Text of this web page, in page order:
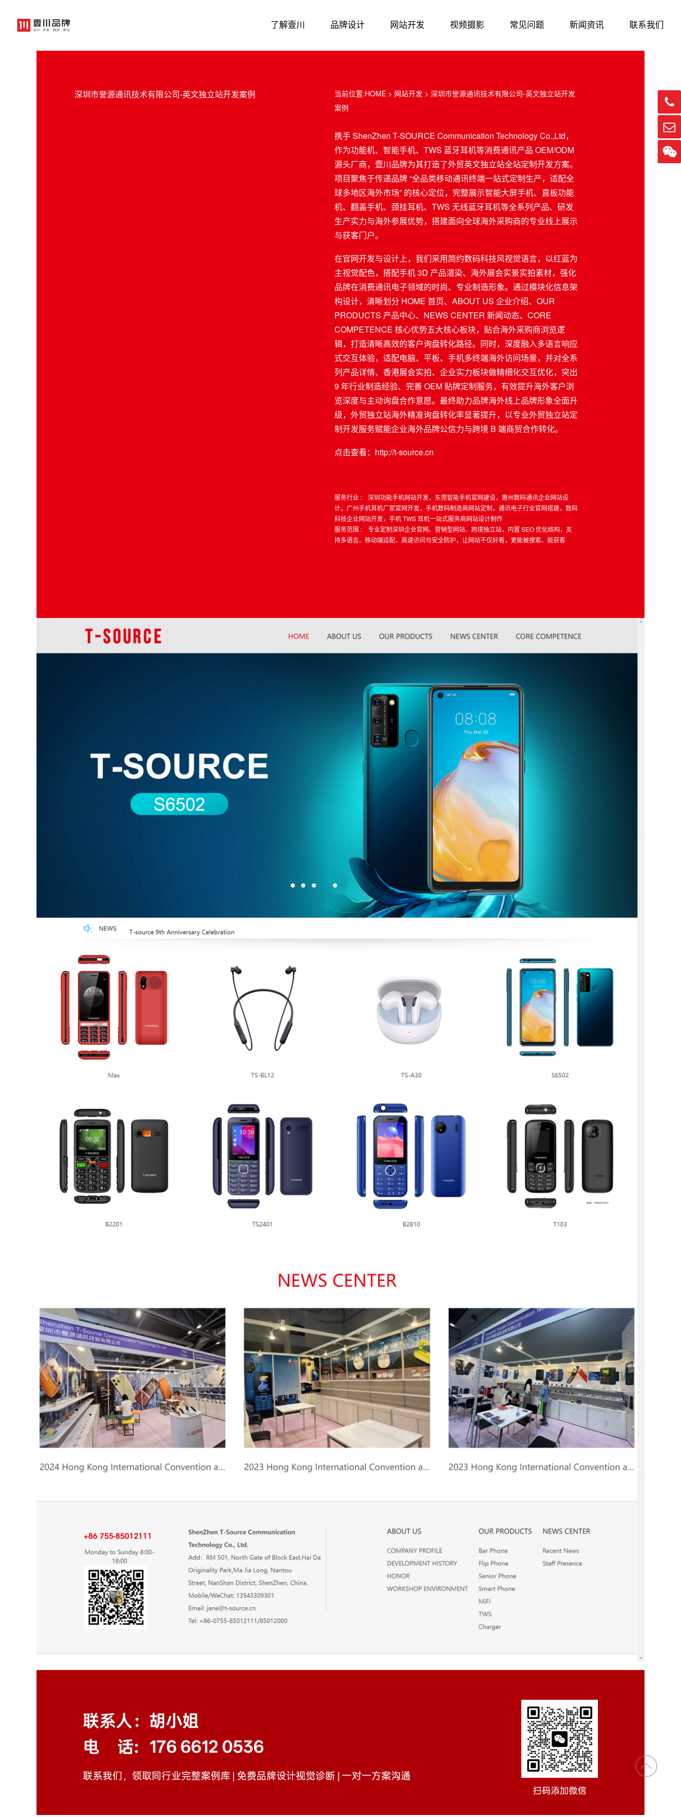
了解壹川 品牌设计 网站开发 视频摄影 常见问题 新闻资讯 联系我们
深圳市誉源通讯技术有限公司-英文独立站开发案例 当前位置:HOME > 网站开发 > 深圳市誉源通讯技术有限公司-英文独立站开发
案例
携手 ShenZhen T-SOURCE Communication Technology Co.,Ltd，
作为功能机、智能手机、TWS 蓝牙耳机等消费通讯产品 OEM/ODM
源头厂商，壹川品牌为其打造了外贸英文独立站全站定制开发方案。
项目聚焦于传递品牌 “全品类移动通讯终端一站式定制生产，适配全
球多地区海外市场” 的核心定位，完整展示智能大屏手机、直板功能
机、翻盖手机、颈挂耳机、TWS 无线蓝牙耳机等全系列产品、研发
生产实力与海外参展优势，搭建面向全球海外采购商的专业线上展示
与获客门户。
在官网开发与设计上，我们采用简约数码科技风视觉语言，以红蓝为
主视觉配色，搭配手机 3D 产品渲染、海外展会实景实拍素材，强化
品牌在消费通讯电子领域的时尚、专业制造形象。通过模块化信息架
构设计，清晰划分 HOME 首页、ABOUT US 企业介绍、OUR
PRODUCTS 产品中心、NEWS CENTER 新闻动态、CORE
COMPETENCE 核心优势五大核心板块，贴合海外采购商浏览逻
辑，打造清晰高效的客户询盘转化路径。同时，深度融入多语言响应
式交互体验，适配电脑、平板、手机多终端海外访问场景，并对全系
列产品详情、香港展会实拍、企业实力板块做精细化交互优化，突出
9 年行业制造经验、完善 OEM 贴牌定制服务，有效提升海外客户浏
览深度与主动询盘合作意愿。最终助力品牌海外线上品牌形象全面升
级，外贸独立站海外精准询盘转化率显著提升，以专业外贸独立站定
制开发服务赋能企业海外品牌公信力与跨境 B 端商贸合作转化。
点击查看： http://t-source.cn
服务行业 : 深圳功能手机网站开发，东莞智能手机官网建设，惠州数码通讯企业网站设
计，广州手机耳机厂家官网开发，手机数码制造商网站定制，通讯电子行业官网搭建，数码
科技企业网站开发，手机 TWS 耳机一站式服务商网站设计制作
服务范围 : 专业定制深圳企业官网、营销型网站、跨境独立站，内置 SEO 优化结构，支
持多语言、移动端适配、高速访问与安全防护，让网站不仅好看，更能被搜索、能获客


